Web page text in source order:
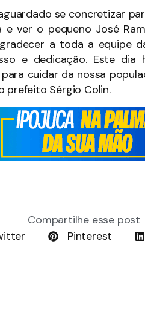
se concretizar
e ver o pequeno José
a toda a equipe
e dedicação. Este dia
cuidar da nossa
prefeito Sérgio Colin.
Compartilhe esse post
Pinterest